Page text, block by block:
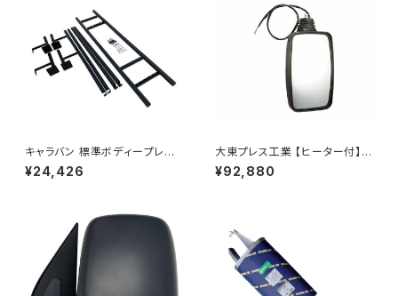
キャラバン 標準ボディープレミ
アムＧＸ/ＧＸライダ～用ベッドキ
ットフレーム GZ100-1
¥24,426
大東プレス工業 【ヒーター付】
ハイウェイミラー リモコン+ヒー
ター付 DI-6121CXE
¥92,880